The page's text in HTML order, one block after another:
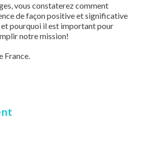
vous constaterez comment
de façon positive et significative
et pourquoi il est important pour
notre mission!
France.